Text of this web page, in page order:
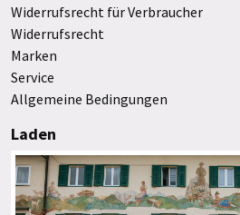
Widerrufsrecht für Verbraucher
Widerrufsrecht
Marken
Service
Allgemeine Bedingungen
Laden